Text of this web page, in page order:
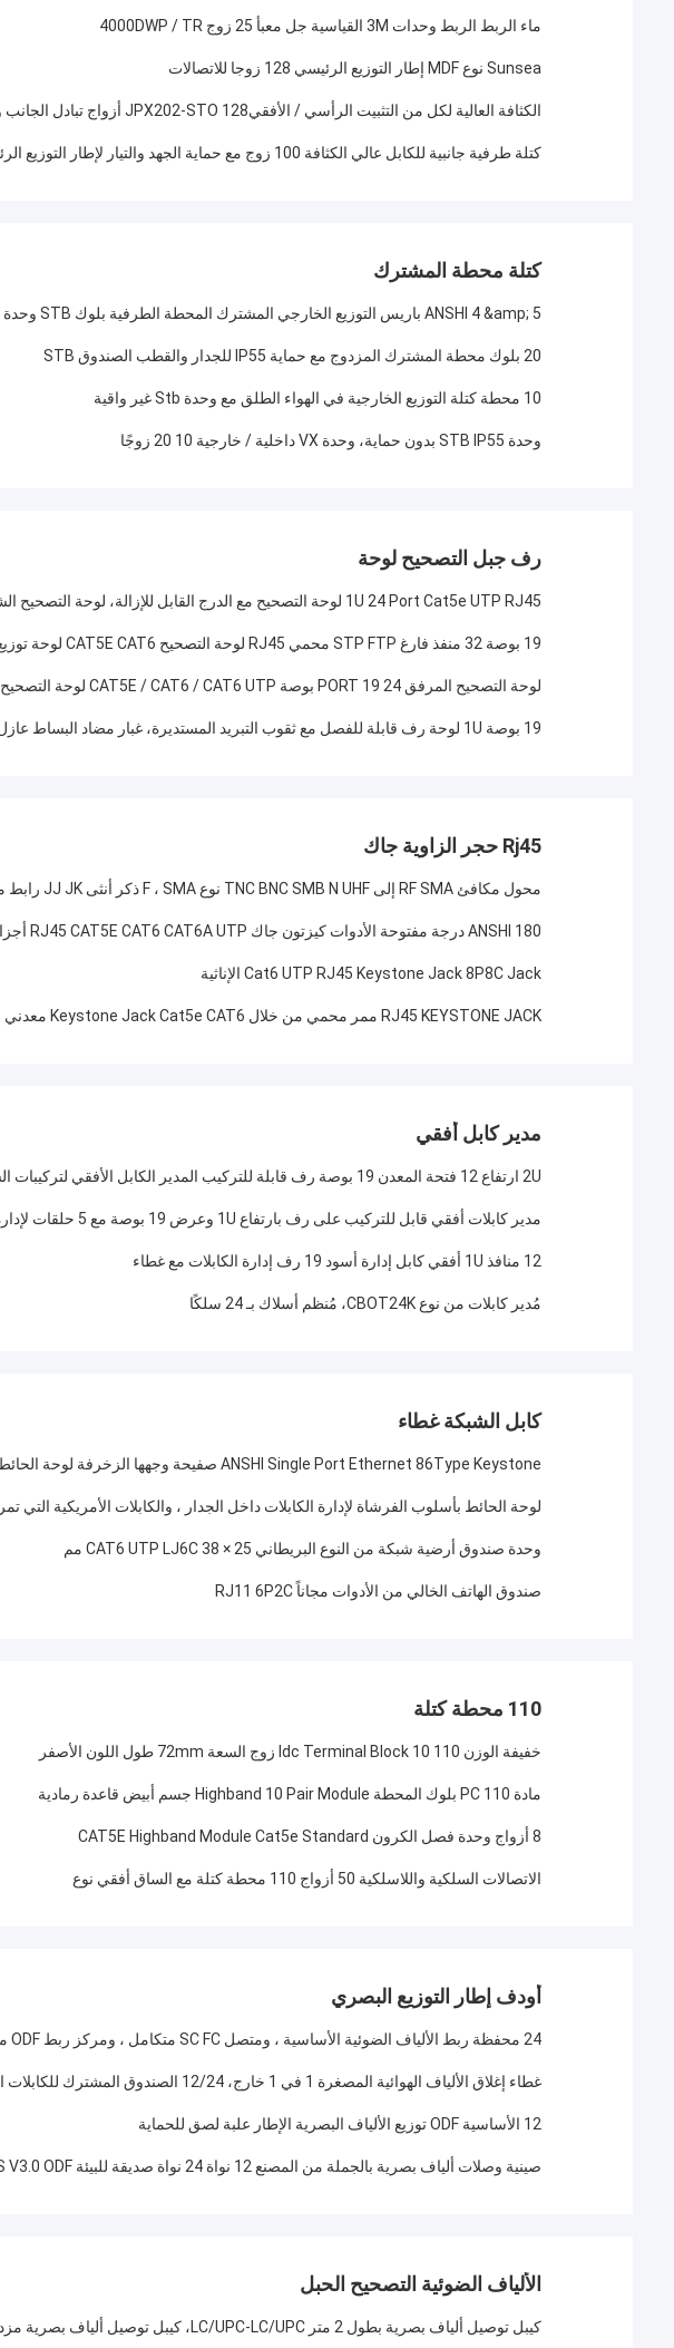
ماء الربط الربط وحدات 3M القياسية جل معبأ 25 زوج 4000DWP / TR
Sunsea نوع MDF إطار التوزيع الرئيسي 128 زوجا للاتصالات
الكثافة العالية لكل من التثبيت الرأسي / الأفقيJPX202-STO 128 أزواج تبادل الجانب وحدات اختبار الكتلة الطرفية
كتلة طرفية جانبية للكابل عالي الكثافة 100 زوج مع حماية الجهد والتيار لإطار التوزيع الرئيسي MDF
كتلة محطة المشترك
ANSHI 4 &amp; 5 باريس التوزيع الخارجي المشترك المحطة الطرفية بلوك STB وحدة مربع
20 بلوك محطة المشترك المزدوج مع حماية IP55 للجدار والقطب الصندوق STB
10 محطة كتلة التوزيع الخارجية في الهواء الطلق مع وحدة Stb غير واقية
وحدة STB IP55 بدون حماية، وحدة VX داخلية / خارجية 10 20 زوجًا
رف جبل التصحيح لوحة
1U 24 Port Cat5e UTP RJ45 لوحة التصحيح مع الدرج القابل للإزالة، لوحة التصحيح الشبكة Black Rack Mount
19 بوصة 32 منفذ فارغ STP FTP محمي RJ45 لوحة التصحيح CAT5E CAT6 لوحة توزيع الشبكة
لوحة التصحيح المرفق 24 PORT 19 بوصة CAT5E / CAT6 / CAT6 UTP لوحة التصحيح المرفق
19 بوصة 1U لوحة رف قابلة للفصل مع ثقوب التبريد المستديرة، غبار مضاد البساط عازل لإدارة كابلات خزانة الاتصالات
Rj45 حجر الزاوية جاك
محول مكافئ RF SMA إلى TNC BNC SMB N UHF نوع F ، SMA ذكر أنثى JJ JK رابط مكافئ RF
ANSHI 180 درجة مفتوحة الأدوات كيزتون جاك RJ45 CAT5E CAT6 CAT6A UTP أجزاء الاتصالات غير المحمية
Cat6 UTP RJ45 Keystone Jack 8P8C Jack الإناثية
RJ45 KEYSTONE JACK ممر محمي من خلال Keystone Jack Cat5e CAT6 معدني مستقيم من خلال قارنة التوصيل المضمنة
مدير كابل أفقي
2U ارتفاع 12 فتحة المعدن 19 بوصة رف قابلة للتركيب المدير الكابل الأفقي لتركيبات الشبكة
مدير كابلات أفقي قابل للتركيب على رف بارتفاع 1U وعرض 19 بوصة مع 5 حلقات لإدارة كابلات الشبكة
12 منافذ 1U أفقي كابل إدارة أسود 19 رف إدارة الكابلات مع غطاء
مُدير كابلات من نوع CBOT24K، مُنظم أسلاك بـ 24 سلكًا
كابل الشبكة غطاء
ANSHI Single Port Ethernet 86Type Keystone صفيحة وجهها الزخرفة لوحة الحائط
لوحة الحائط بأسلوب الفرشاة لإدارة الكابلات داخل الجدار ، والكابلات الأمريكية التي
وحدة صندوق أرضية شبكة من النوع البريطاني CAT6 UTP LJ6C 38 × 25 مم
صندوق الهاتف الخالي من الأدوات مجاناً RJ11 6P2C
110 محطة كتلة
خفيفة الوزن 110 Idc Terminal Block 10 زوج السعة 72mm طول اللون الأصفر
مادة PC 110 بلوك المحطة Highband 10 Pair Module جسم أبيض قاعدة رمادية
8 أزواج وحدة فصل الكرون CAT5E Highband Module Cat5e Standard
الاتصالات السلكية واللاسلكية 50 أزواج 110 محطة كتلة مع الساق أفقي نوع
أودف إطار التوزيع البصري
24 محفظة ربط الألياف الضوئية الأساسية ، ومتصل SC FC متكامل ، ومركز ربط ODF من الدرجة 24C بدون قفز
غطاء إغلاق الألياف الهوائية المصغرة 1 في 1 خارج، 12/24 الصندوق المشترك للكابلات البصرية الأساسية، غطاء صيانة إغلاق الألياف
12 الأساسية ODF توزيع الألياف البصرية الإطار علبة لصق للحماية
صينية وصلات ألياف بصرية بالجملة من المصنع 12 نواة 24 نواة صديقة للبيئة ABS V3.0 ODF صينية وصلات ألياف مدمجة
الألياف الضوئية التصحيح الحبل
كيبل توصيل ألياف بصرية بطول 2 متر LC/UPC-LC/UPC، كيبل توصيل ألياف بصرية مزدوج G652D G657A1